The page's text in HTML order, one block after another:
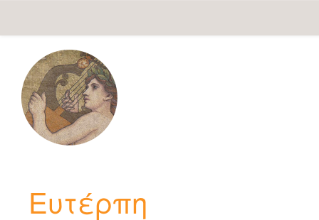
navigation
Ευτέρπη